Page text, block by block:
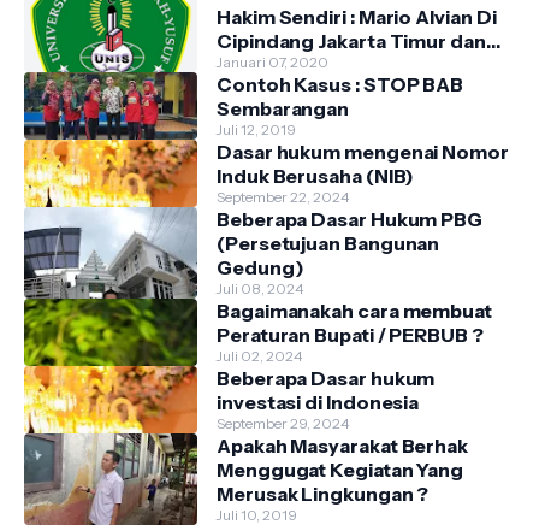
Hakim Sendiri : Mario Alvian Di
Cipindang Jakarta Timur dan
Kontrakan di Cikupa Tangerang
Januari 07, 2020
Contoh Kasus : STOP BAB
Sembarangan
Juli 12, 2019
Dasar hukum mengenai Nomor
Induk Berusaha (NIB)
September 22, 2024
Beberapa Dasar Hukum PBG
(Persetujuan Bangunan
Gedung)
Juli 08, 2024
Bagaimanakah cara membuat
Peraturan Bupati / PERBUB ?
Juli 02, 2024
Beberapa Dasar hukum
investasi di Indonesia
September 29, 2024
Apakah Masyarakat Berhak
Menggugat Kegiatan Yang
Merusak Lingkungan ?
Juli 10, 2019